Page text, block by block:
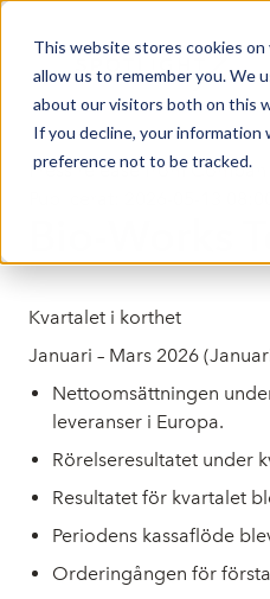
This website stores cookies
allow us to remember you. We
about our visitors both on this
If you decline, your information
preference not to be tracked.
Press release from
Bio-Works
Kvartalet i korthet
Januari – Mars 2026
Nettoomsättningen
leveranser i Europa.
Rörelseresultatet under
Resultatet för kvartalet
Periodens kassaflöde
Orderingången för